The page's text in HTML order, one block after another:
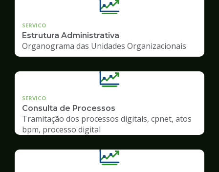
SERVICO
Estrutura Administrativa
Organograma das Unidades Organizacionais
SERVICO
Consulta de Processos
Tramitação dos processos digitais, cpnet, atos
bpm, processo digital